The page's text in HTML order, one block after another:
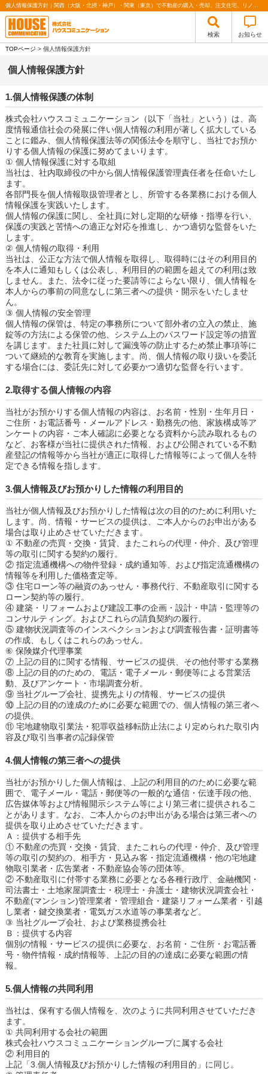
個人情報保護方針｜関西（大阪・北摂・神戸）・関東（東京）で不動産の購入・売却、注文住宅、リノベーションの事なら株式会社ハウスコミュニケーション
検索 お知らせ
TOPページ > 個人情報保護方針
個人情報保護方針
1.個人情報保護の体制
株式会社ハウスコミュニケーション（以下「当社」という）は、高
度情報通信社会の発展に伴い個人情報の利用が著しく拡大している
ことに鑑み、個人情報保護法等の関係法令を順守し、当社でお預か
りする個人情報の保護に努めてまいります。
① 個人情報保護に対する取組
当社は、社内取締役の中から個人情報保護管理責任者を任命いたし
ます。
各部門長を個人情報取扱管理者とし、所管する各業務における個人
情報保護を実践いたします。
個人情報の保護に関し、全社員に対し定期的な研修・指導を行い、
保護の実践と苦情への適正な対応を推進し、かつ適切な監督をいた
します。
② 個人情報の取得・利用
当社は、公正な方法で個人情報を取得し、取得時にはその利用目的
を本人に通知もしくは公表し、利用目的の範囲を超えての利用は致
しません。また、法令に従った要請等によらない限り、個人情報を
本人からの事前の同意なしに第三者への提供・開示をいたしませ
ん。
③ 個人情報の安全管理
個人情報の保管は、特定の事務所について部外者の立入の禁止、施
錠等の方法による保管の他、システム上のパスワード設定等の措置
を講じます。また社員に対して漏洩等の防止するため禁止事項等に
ついて継続的な教育を実施します。尚、個人情報の取り扱いを委託
する場合には、委託先に対して必要かつ適切な監督を行います。
2.取得する個人情報の内容
当社がお預かりする個人情報の内容は、お名前・性別・生年月日・
ご住所・お電話番号・メールアドレス・勤務先の他、家族構成等ア
ンケートの内容・ご本人確認に必要となる資料から読み取れるもの
など、お客様が当社に提供された情報、および公開されている不動
産登記の情報等から当社が適正に取得した情報等によって個人を特
定できる情報を指します。
3.個人情報及びお預かりした情報の利用目的
当社が個人情報及びお預かりした情報は次の目的のために利用いた
します。尚、情報・サービスの提供は、ご本人からのお申出がある
場合は取り止めさせていただきます。
① 不動産の売買・交換・賃貸、またこれらの代理・仲介、及び管理
等の取引に関する契約の履行。
② 指定流通機構への物件登録・成約通知等、および指定流通機構の
情報等を利用した価格査定等。
③ 住宅ローン等の融資のあっせん・事務代行、不動産取引に関する
ローン契約等の履行。
④ 建築・リフォームおよび建設工事の企画・設計・申請・監理等の
コンサルティング。およびこれらの請負契約の履行。
⑤ 建物状況調査等のインスペクションおよび調査報告書・証明書等
の作成、もしくはこれらのあっせん。
⑥ 保険媒介代理事業
⑦ 上記の目的に関する情報、サービスの提供、その他付帯する業務
⑧ 上記の目的のための、電話・電子メール・郵便等による営業活
動、及びアンケート・市場調査分析。
⑨ 当社グループ会社、提携先よりの情報、サービスの提供
⑩ 上記の目的の達成のために必要な範囲での、個人情報の第三者へ
の提供。
⑪ 宅地建物取引業法・犯罪収益移転防止法により定められた取引内
容及び取引当事者の記録保管
4.個人情報の第三者への提供
当社がお預かりした個人情報は、上記の利用目的のために必要な範
囲で、電子メール・電話・郵便等の一般的な通信・伝達手段の他、
広告媒体等および情報開示システム等により第三者に提供されるこ
とがあります。なお、ご本人からのお申出がある場合は第三者への
提供を取り止めさせていただきます。
Ａ：提供する相手先
① 不動産の売買・交換・賃貸、またこれらの代理・仲介、及び管理
等の取引の契約の、相手方・見込み客・指定流通機構・他の宅地建
物取引業者・広告業者・不動産協会等の団体等。
② 不動産取引に付帯する業務に必要となる各種行政庁、金融機関・
司法書士・土地家屋調査士・税理士・弁護士・建物状況調査会社・
不動産(マンション)管理業者・管理組合・建築リフォーム業者・引越
し業者・鍵交換業者・電気ガス水道等の事業者など。
③ 当社グループ会社、および業務提携会社
Ｂ：提供する内容
個別の情報・サービスの提供に必要な、お名前・ご住所・お電話番
号・物件情報・成約情報等、上記の目的の達成に必要な範囲の情
報。
5.個人情報の共同利用
当社は、保有する個人情報を、次のように共同利用させていただき
ます。
① 共同利用する会社の範囲
株式会社ハウスコミュニケーショングループに属する会社
② 利用目的
上記「3.個人情報及びお預かりした情報の利用目的」に同じ。